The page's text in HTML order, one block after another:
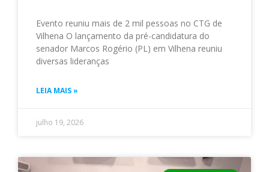
Evento reuniu mais de 2 mil pessoas no CTG de
Vilhena O lançamento da pré-candidatura do
senador Marcos Rogério (PL) em Vilhena reuniu
diversas lideranças
LEIA MAIS »
julho 19, 2026